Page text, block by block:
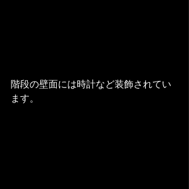
階段の壁面には時計など装飾されてい
ます。